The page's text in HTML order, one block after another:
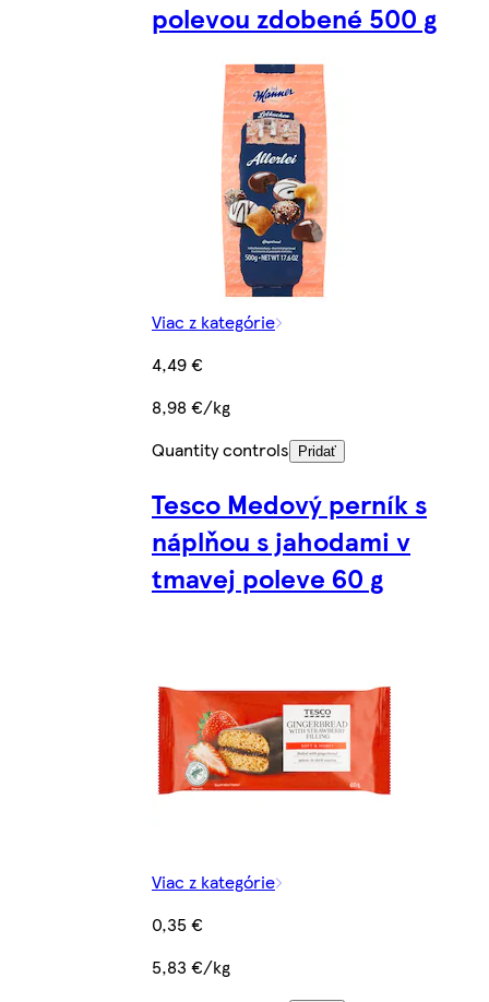
polevou zdobené 500 g
Viac z kategórie
4,49 €
8,98 €/kg
Quantity controls
Pridať
Tesco Medový perník s
náplňou s jahodami v
tmavej poleve 60 g
Viac z kategórie
0,35 €
5,83 €/kg